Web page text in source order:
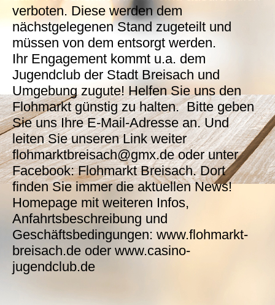
verboten. Diese werden dem
nächstgelegenen Stand zugeteilt und
müssen von dem entsorgt werden.
Ihr Engagement kommt u.a. dem
Jugendclub der Stadt Breisach und
Umgebung zugute! Helfen Sie uns den
Flohmarkt günstig zu halten. Bitte geben
Sie uns Ihre E-Mail-Adresse an. Und
leiten Sie unseren Link weiter
flohmarktbreisach@gmx.de oder unter
Facebook: Flohmarkt Breisach. Dort
finden Sie immer die aktuellen News!
Homepage mit weiteren Infos,
Anfahrtsbeschreibung und
Geschäftsbedingungen: www.flohmarkt-
breisach.de oder www.casino-
jugendclub.de